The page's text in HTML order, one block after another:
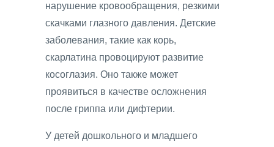
нарушение кровообращения, резкими
скачками глазного давления. Детские
заболевания, такие как корь,
скарлатина провоцируют развитие
косоглазия. Оно также может
проявиться в качестве осложнения
после гриппа или дифтерии.
У детей дошкольного и младшего